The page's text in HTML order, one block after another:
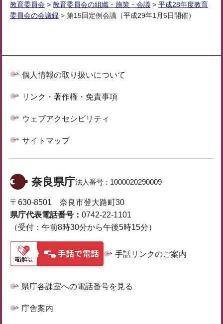
教育委員会 > 教育委員会の組織・施策・会議 > 平成28年度教育
委員会の会議録 > 第15回定例会議（平成29年1月6日開催）
個人情報の取り扱いについて
リンク・著作権・免責事項
ウェブアクセシビリティ
サイトマップ
奈良県庁法人番号： 1000020290009
〒630-8501 奈良市登大路町30
県庁代表電話番号： 0742-22-1101
（受付：午前8時30分から午後5時15分）
手話リンクのご案内
県庁各課室への電話番号を見る
庁舎案内